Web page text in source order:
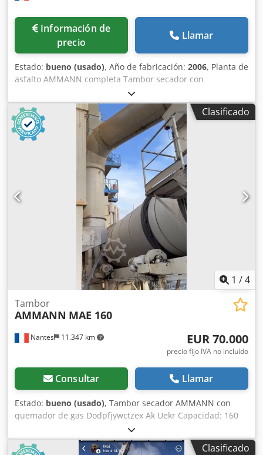
Información de
precio
Llamar
Estado: bueno (usado), Año de fabricación: 2006, Planta de
asfalto AMMANN completa Tambor secador con
quemador: 2006 Dkjdpfx Aexqpvtek Usr Filtro: 2014
Automatización ERMIIS: 2013 Capacidad: 160
toneladas/hora Máquina actualmente en proceso de
desmontaje
Clasificado
1 /4
Nantes 11.347 km
Tambor
AMMANN MAE 160
EUR 70.000
precio fijo IVA no incluído
Consultar Llamar
Estado: bueno (usado), Tambor secador AMMANN con
quemador de gas Dodpfjywctzex Ak Uekr Capacidad: 160
Clasificado